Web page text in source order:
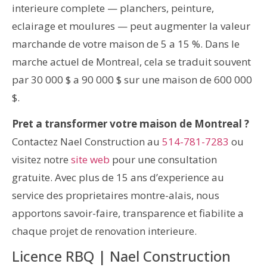
interieure complete — planchers, peinture,
eclairage et moulures — peut augmenter la valeur
marchande de votre maison de 5 a 15 %. Dans le
marche actuel de Montreal, cela se traduit souvent
par 30 000 $ a 90 000 $ sur une maison de 600 000
$.
Pret a transformer votre maison de Montreal ?
Contactez Nael Construction au 514-781-7283 ou
visitez notre site web pour une consultation
gratuite. Avec plus de 15 ans d’experience au
service des proprietaires montre-alais, nous
apportons savoir-faire, transparence et fiabilite a
chaque projet de renovation interieure.
Licence RBQ | Nael Construction